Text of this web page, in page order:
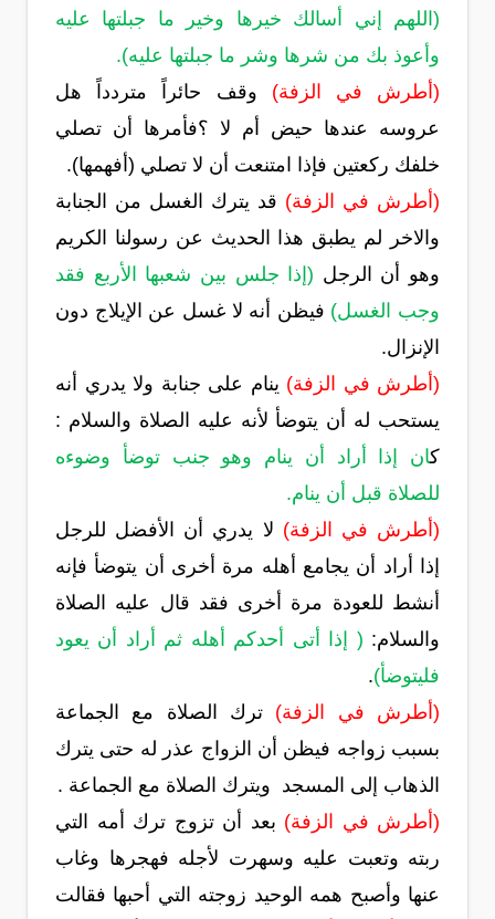
(اللهم إني أسالك خيرها وخير ما جبلتها عليه
وأعوذ بك من شرها وشر ما جبلتها عليه).
(أطرش في الزفة) وقف حائراً متردداً هل
عروسه عندها حيض أم لا ؟فأمرها أن تصلي
خلفك ركعتين فإذا امتنعت أن لا تصلي (أفهمها).
(أطرش في الزفة) قد يترك الغسل من الجنابة
والاخر لم يطبق هذا الحديث عن رسولنا الكريم
وهو أن الرجل (إذا جلس بين شعبها الأربع فقد
وجب الغسل) فيظن أنه لا غسل عن الإيلاج دون
الإنزال.
(أطرش في الزفة) ينام على جنابة ولا يدري أنه
يستحب له أن يتوضأ لأنه عليه الصلاة والسلام :
كان إذا أراد أن ينام وهو جنب توضأ وضوءه
للصلاة قبل أن ينام.
(أطرش في الزفة) لا يدري أن الأفضل للرجل
إذا أراد أن يجامع أهله مرة أخرى أن يتوضأ فإنه
أنشط للعودة مرة أخرى فقد قال عليه الصلاة
والسلام: ( إذا أتى أحدكم أهله ثم أراد أن يعود
فليتوضأ).
(أطرش في الزفة) ترك الصلاة مع الجماعة
بسبب زواجه فيظن أن الزواج عذر له حتى يترك
الذهاب إلى المسجد ويترك الصلاة مع الجماعة .
(أطرش في الزفة) بعد أن تزوج ترك أمه التي
ربته وتعبت عليه وسهرت لأجله فهجرها وغاب
عنها وأصبح همه الوحيد زوجته التي أحبها فقالت